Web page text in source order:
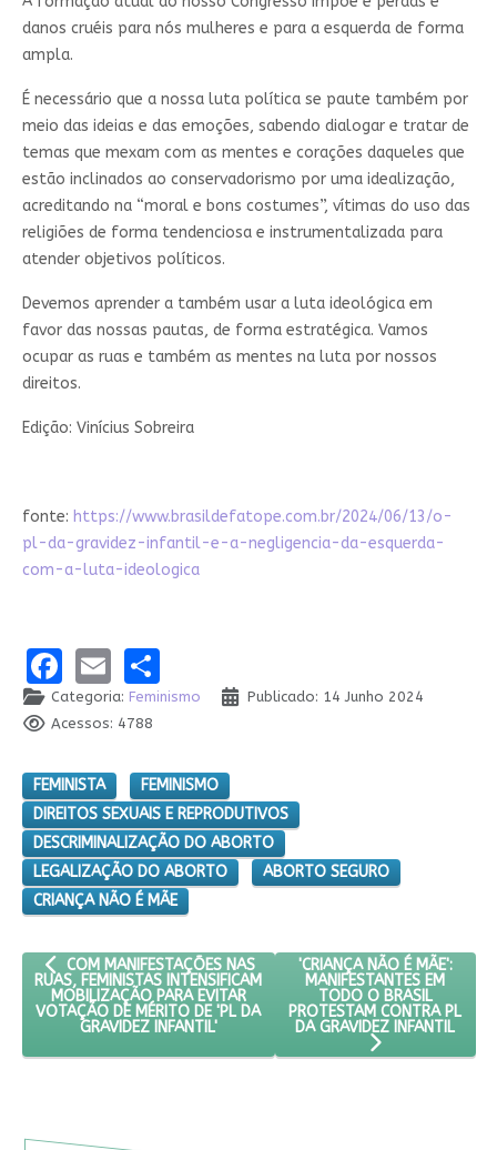
danos cruéis para nós mulheres e para a esquerda de forma
ampla.
É necessário que a nossa luta política se paute também por
meio das ideias e das emoções, sabendo dialogar e tratar de
temas que mexam com as mentes e corações daqueles que
estão inclinados ao conservadorismo por uma idealização,
acreditando na “moral e bons costumes”, vítimas do uso das
religiões de forma tendenciosa e instrumentalizada para
atender objetivos políticos.
Devemos aprender a também usar a luta ideológica em
favor das nossas pautas, de forma estratégica. Vamos
ocupar as ruas e também as mentes na luta por nossos
direitos.
Edição: Vinícius Sobreira
fonte: https://www.brasildefatope.com.br/2024/06/13/o-
pl-da-gravidez-infantil-e-a-negligencia-da-esquerda-
com-a-luta-ideologica
Facebook
EmailShare
Categoria: Feminismo
Publicado: 14 Junho 2024
Acessos: 4788
FEMINISTA
FEMINISMO
DIREITOS SEXUAIS E REPRODUTIVOS
DESCRIMINALIZAÇÃO DO ABORTO
LEGALIZAÇÃO DO ABORTO
ABORTO SEGURO
CRIANÇA NÃO É MÃE
ARTIGO ANTERIOR: COM MANIFESTAÇÕES NAS RUAS,
COM MANIFESTAÇÕES NAS
RUAS, FEMINISTAS INTENSIFICAM
MOBILIZAÇÃO PARA EVITAR
VOTAÇÃO DE MÉRITO DE 'PL DA
GRAVIDEZ INFANTIL'
PRÓXIMO ARTIGO:
'CRIANÇA NÃO É MÃE':
MANIFESTANTES EM
TODO O BRASIL
PROTESTAM CONTRA PL
DA GRAVIDEZ INFANTIL